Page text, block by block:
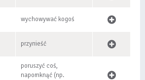
wychowywać kogoś
przynieść
poruszyć coś,
napomknąć (np.